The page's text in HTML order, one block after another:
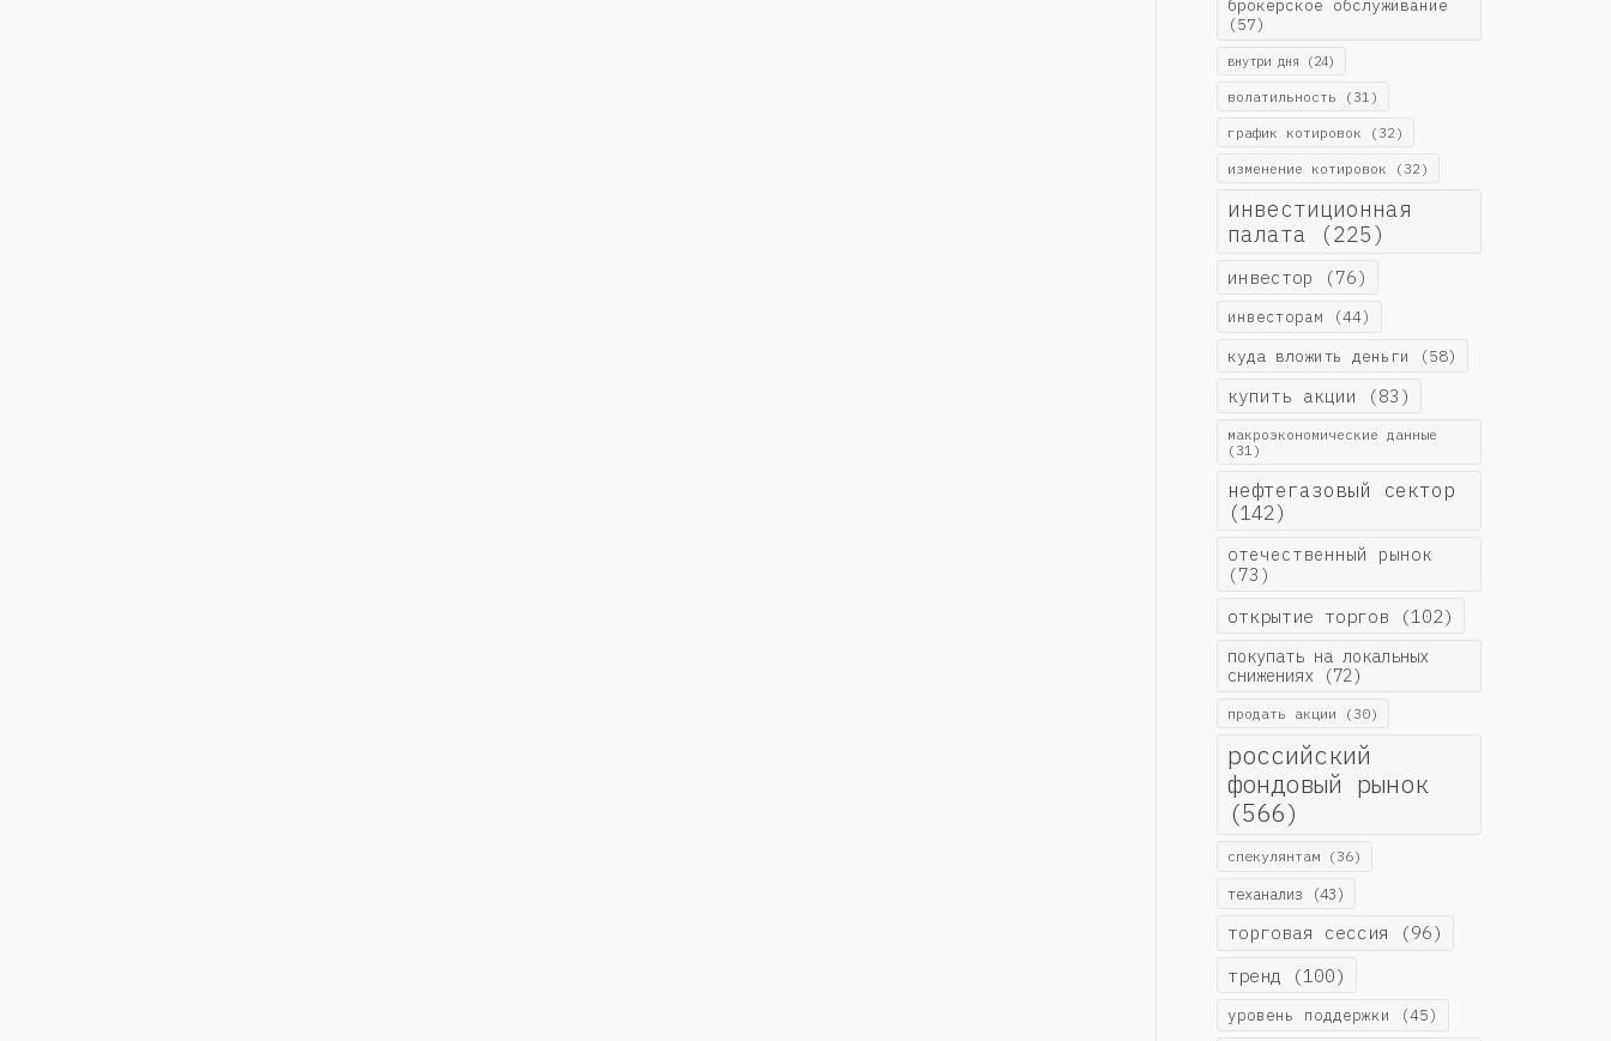
брокерское обслуживание
(57)
внутри дня (24)
волатильность (31)
график котировок (32)
изменение котировок (32)
инвестиционная
палата (225)
инвестор (76)
инвесторам (44)
куда вложить деньги (58)
купить акции (83)
макроэкономические данные
(31)
нефтегазовый сектор
(142)
отечественный рынок
(73)
открытие торгов (102)
покупать на локальных
снижениях(72)
продать акции (30)
российский
фондовый рынок
(566)
спекулянтам(36)
теханализ (43)
торговая сессия (96)
тренд (100)
уровень поддержки (45)